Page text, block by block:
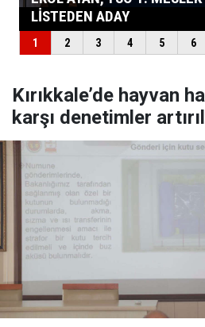
Kırıkkale’de hayvan
karşı denetimler